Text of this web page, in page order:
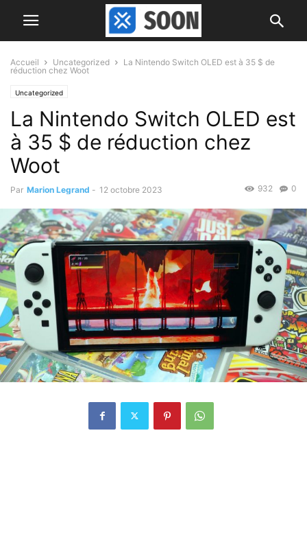
Accueil Uncategorized
La Nintendo Switch OLED est à 35 $ de
réduction chez Woot
Uncategorized
La Nintendo Switch OLED est
à 35 $ de réduction chez
Woot
Par Marion Legrand - 12 octobre 2023 0
932